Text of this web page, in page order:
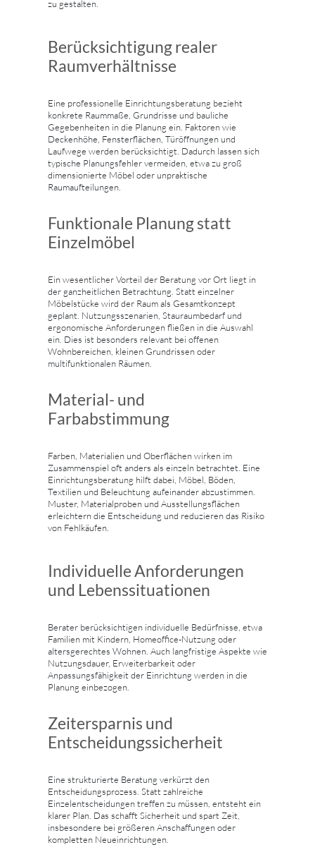
zu gestalten.
Berücksichtigung realer
Raumverhältnisse
Eine professionelle Einrichtungsberatung bezieht
konkrete Raummaße, Grundrisse und bauliche
Gegebenheiten in die Planung ein. Faktoren wie
Deckenhöhe, Fensterflächen, Türöffnungen und
Laufwege werden berücksichtigt. Dadurch lassen sich
typische Planungsfehler vermeiden, etwa zu groß
dimensionierte Möbel oder unpraktische
Raumaufteilungen.
Funktionale Planung statt
Einzelmöbel
Ein wesentlicher Vorteil der Beratung vor Ort liegt in
der ganzheitlichen Betrachtung. Statt einzelner
Möbelstücke wird der Raum als Gesamtkonzept
geplant. Nutzungsszenarien, Stauraumbedarf und
ergonomische Anforderungen fließen in die Auswahl
ein. Dies ist besonders relevant bei offenen
Wohnbereichen, kleinen Grundrissen oder
multifunktionalen Räumen.
Material- und
Farbabstimmung
Farben, Materialien und Oberflächen wirken im
Zusammenspiel oft anders als einzeln betrachtet. Eine
Einrichtungsberatung hilft dabei, Möbel, Böden,
Textilien und Beleuchtung aufeinander abzustimmen.
Muster, Materialproben und Ausstellungsflächen
erleichtern die Entscheidung und reduzieren das Risiko
von Fehlkäufen.
Individuelle Anforderungen
und Lebenssituationen
Berater berücksichtigen individuelle Bedürfnisse, etwa
Familien mit Kindern, Homeoffice-Nutzung oder
altersgerechtes Wohnen. Auch langfristige Aspekte wie
Nutzungsdauer, Erweiterbarkeit oder
Anpassungsfähigkeit der Einrichtung werden in die
Planung einbezogen.
Zeitersparnis und
Entscheidungssicherheit
Eine strukturierte Beratung verkürzt den
Entscheidungsprozess. Statt zahlreiche
Einzelentscheidungen treffen zu müssen, entsteht ein
klarer Plan. Das schafft Sicherheit und spart Zeit,
insbesondere bei größeren Anschaffungen oder
kompletten Neueinrichtungen.